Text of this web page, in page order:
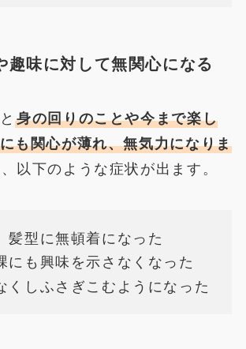
趣味に対して無関心になる
身の回りのことや今まで楽し
も関心が薄れ、無気力になりま
以下のような症状が出ます。
髪型に無頓着になった
にも興味を示さなくなった
くしふさぎこむようになった